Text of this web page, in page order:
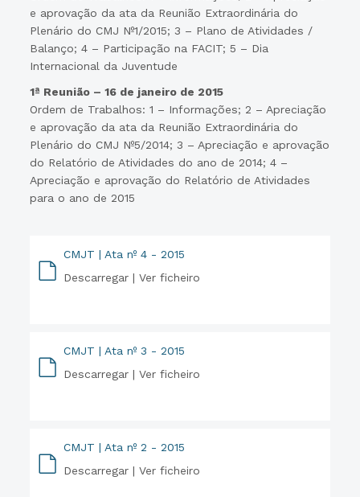
e aprovação da ata da Reunião Extraordinária do
Plenário do CMJ Nº1/2015; 3 – Plano de Atividades /
Balanço; 4 – Participação na FACIT; 5 – Dia
Internacional da Juventude
1ª Reunião – 16 de janeiro de 2015
Ordem de Trabalhos: 1 – Informações; 2 – Apreciação
e aprovação da ata da Reunião Extraordinária do
Plenário do CMJ Nº5/2014; 3 – Apreciação e aprovação
do Relatório de Atividades do ano de 2014; 4 –
Apreciação e aprovação do Relatório de Atividades
para o ano de 2015
CMJT | Ata nº 4 - 2015
Descarregar |Ver ficheiro
CMJT | Ata nº 3 - 2015
Descarregar |Ver ficheiro
CMJT | Ata nº 2 - 2015
Descarregar |Ver ficheiro